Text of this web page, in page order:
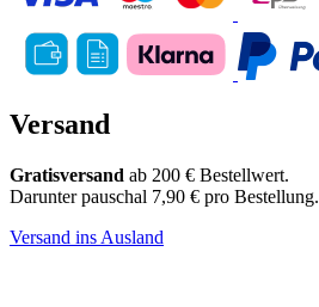
Versand
Gratisversand ab 200 € Bestellwert.
Darunter pauschal 7,90 € pro Bestellung.
Versand ins Ausland